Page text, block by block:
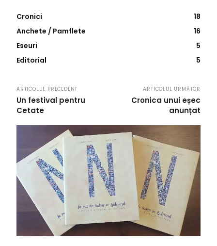
Cronici
18
Anchete / Pamflete
16
Eseuri
5
Editorial
5
ARTICOLUL PRECEDENT
Un festival pentru
Cetate
ARTICOLUL URMĂTOR
Cronica unui eșec
anunțat